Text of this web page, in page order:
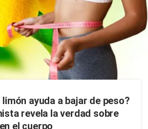
limón ayuda a bajar de peso?
revela la verdad sobre
el cuerpo